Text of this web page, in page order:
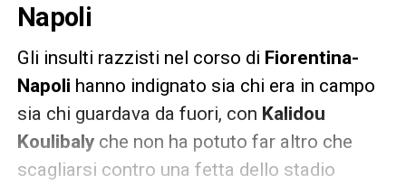
Napoli
Gli insulti razzisti nel corso di Fiorentina-
Napoli hanno indignato sia chi era in campo
sia chi guardava da fuori, con Kalidou
Koulibaly che non ha potuto far altro che
scagliarsi contro una fetta dello stadio